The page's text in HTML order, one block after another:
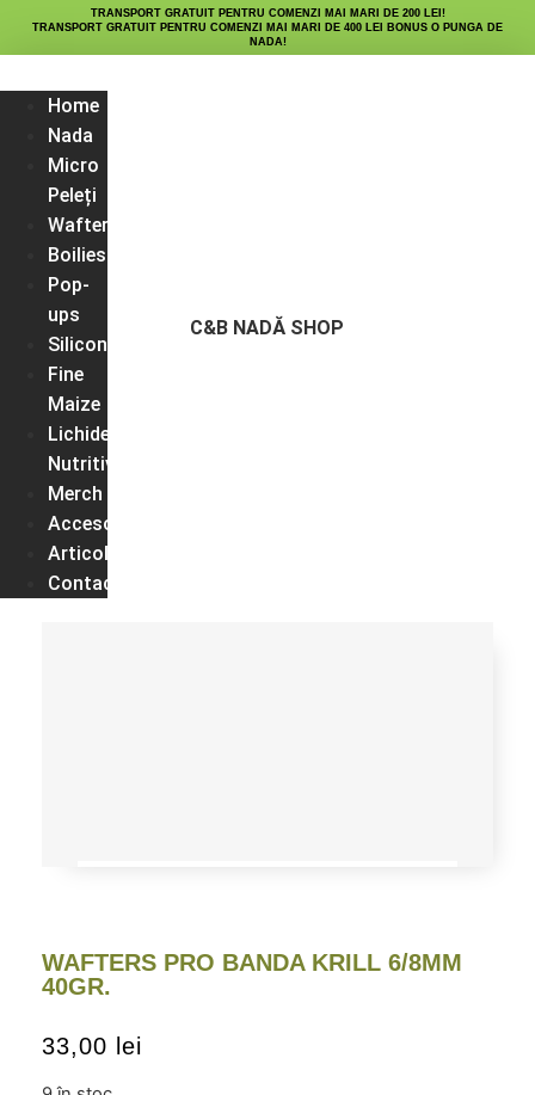
TRANSPORT GRATUIT PENTRU COMENZI MAI MARI DE 200 LEI!
TRANSPORT GRATUIT PENTRU COMENZI MAI MARI DE 400 LEI BONUS O PUNGA DE
NADA!
Home
Nada
Micro
Peleți
Wafters
Boilies
Pop-
ups
Silicon
Fine
Maize
Lichide
Nutritive
Merch
Accesorii
Articole
Contact
C&B NADĂ SHOP
WAFTERS PRO BANDA KRILL 6/8MM
40GR.
33,00 lei